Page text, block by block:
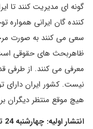
گونه ای مدیریت کنند تا
کننده گان ایرانی همواره
سعی می کنند به صورت
ظاهربحث های حقوقی است
معرفی می کنند. از طرفی
نیست. کشور ایران دارای
هیچ موقع منتظر دیگران
انتشار اولیه: چهارشنبه 24 تیر 1394 / انتشار مجدد: جمعه 2 مرداد 1394